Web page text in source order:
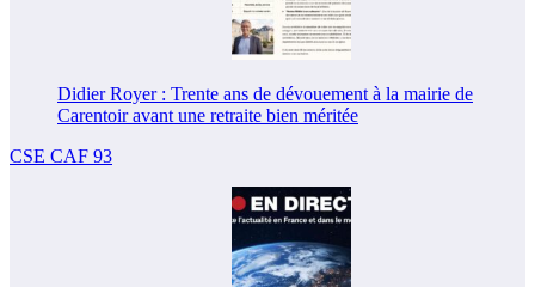
Didier Royer : Trente ans de dévouement à la mairie de
Carentoir avant une retraite bien méritée
CSE CAF 93